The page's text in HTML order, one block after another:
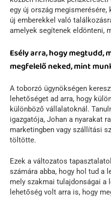
egy új ország
új emberekkel való
amelyek segítenek eldönteni,
Esély arra, hogy megtudd,
megfelelő neked, mint
A toborzó ügynökségen
lehetőséget ad arra, hogy
különböző vállalatoknál.
igazgatója, Johan a nyarakat
marketingben vagy szállítási
töltötte.
Ezek a változatos
számára abba, hogy hol tud a
mely szakmai tulajdonságai a
lehetőség volt arra is, hogy